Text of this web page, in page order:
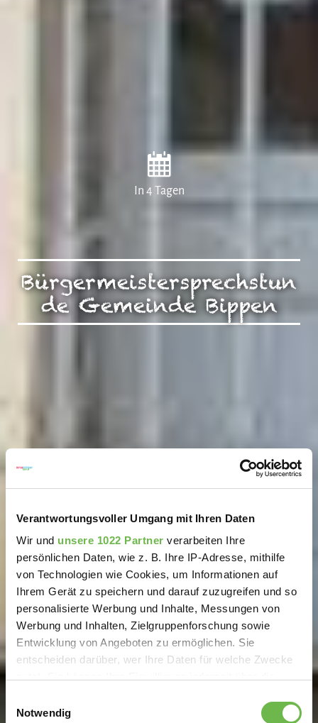
Verantwortungsvoller Umgang mit Ihren Daten
Wir und unsere 1022 Partner verarbeiten Ihre
persönlichen Daten, wie z. B. Ihre IP-Adresse, mithilfe
von Technologien wie Cookies, um Informationen auf
Ihrem Gerät zu speichern und darauf zuzugreifen und so
personalisierte Werbung und Inhalte, Messungen von
Werbung und Inhalten, Zielgruppenforschung sowie
Entwicklung von Angeboten zu ermöglichen. Sie
entscheiden darüber, wer Ihre Daten für welche Zwecke
Trigger Symbol ändern oder widerrufen
Notwendig
In 4 Tagen
Bürgermeistersprechstun
de Gemeinde Bippen